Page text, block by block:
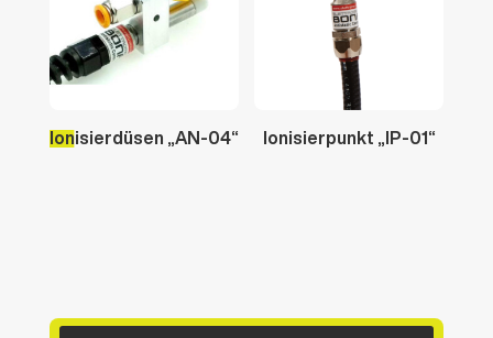
Ionisierdüsen „AN-04“ Ionisierpunkt „IP-01“